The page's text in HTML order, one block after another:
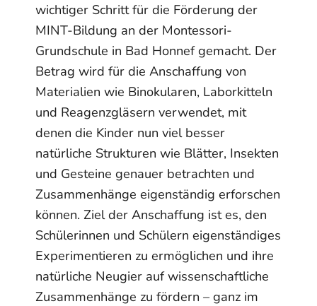
wichtiger Schritt für die Förderung der
MINT-Bildung an der Montessori-
Grundschule in Bad Honnef gemacht. Der
Betrag wird für die Anschaffung von
Materialien wie Binokularen, Laborkitteln
und Reagenzgläsern verwendet, mit
denen die Kinder nun viel besser
natürliche Strukturen wie Blätter, Insekten
und Gesteine genauer betrachten und
Zusammenhänge eigenständig erforschen
können. Ziel der Anschaffung ist es, den
Schülerinnen und Schülern eigenständiges
Experimentieren zu ermöglichen und ihre
natürliche Neugier auf wissenschaftliche
Zusammenhänge zu fördern – ganz im